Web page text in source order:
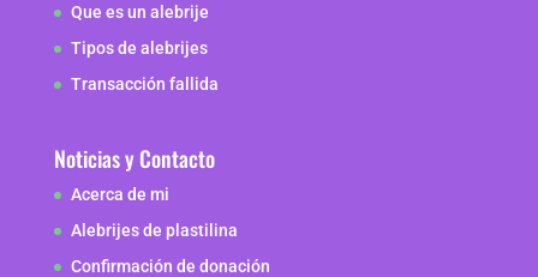
Que es un alebrije
Tipos de alebrijes
Transacción fallida
Noticias y Contacto
Acerca de mi
Alebrijes de plastilina
Confirmación de donación